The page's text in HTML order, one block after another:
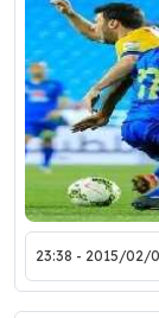
2015/02/08 -